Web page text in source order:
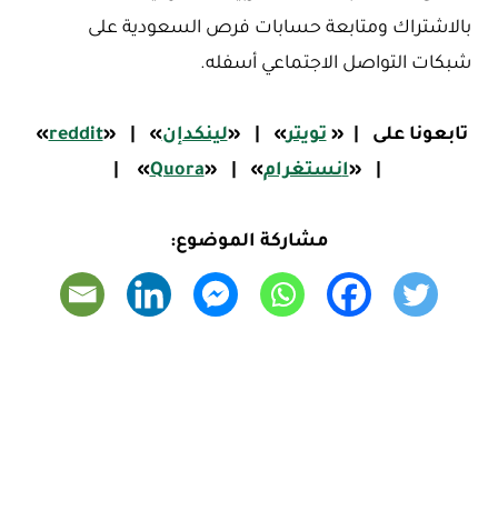
بالاشتراك ومتابعة حسابات فرص السعودية على
شبكات التواصل الاجتماعي أسفله.
تابعونا على « تويتر»
«لينكدإن»
«
reddit
»
«انستغرام»
«
Quora
»
مشاركة الموضوع: